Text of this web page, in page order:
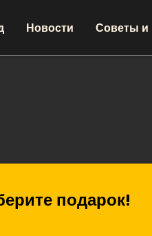
Новости Советы и
подарок!